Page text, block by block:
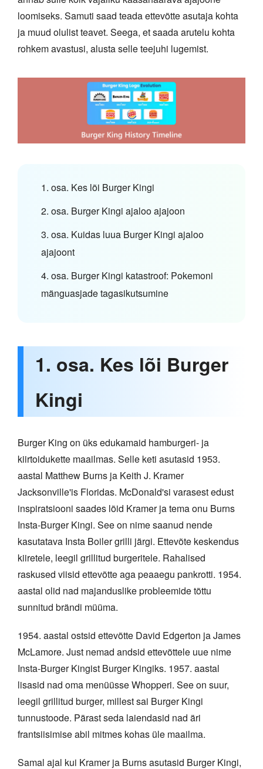
loomiseks. Samuti saad teada ettevõtte asutaja kohta
ja muud olulist teavet. Seega, et saada arutelu kohta
rohkem avastusi, alusta selle teejuhi lugemist.
1. osa. Kes lõi Burger Kingi
2. osa. Burger Kingi ajaloo ajajoon
3. osa. Kuidas luua Burger Kingi ajaloo
ajajoont
4. osa. Burger Kingi katastroof: Pokemoni
mänguasjade tagasikutsumine
1. osa. Kes lõi Burger
Kingi
Burger King on üks edukamaid hamburgeri- ja
kiirtoidukette maailmas. Selle keti asutasid 1953.
aastal Matthew Burns ja Keith J. Kramer
Jacksonville'is Floridas. McDonald'si varasest edust
inspiratsiooni saades lõid Kramer ja tema onu Burns
Insta-Burger Kingi. See on nime saanud nende
kasutatava Insta Boiler grilli järgi. Ettevõte keskendus
kiiretele, leegil grillitud burgeritele. Rahalised
raskused viisid ettevõtte aga peaaegu pankrotti. 1954.
aastal olid nad majanduslike probleemide tõttu
sunnitud brändi müüma.
1954. aastal ostsid ettevõtte David Edgerton ja James
McLamore. Just nemad andsid ettevõttele uue nime
Insta-Burger Kingist Burger Kingiks. 1957. aastal
lisasid nad oma menüüsse Whopperi. See on suur,
leegil grillitud burger, millest sai Burger Kingi
tunnustoode. Pärast seda laiendasid nad äri
frantsiisimise abil mitmes kohas üle maailma.
Samal ajal kui Kramer ja Burns asutasid Burger Kingi,